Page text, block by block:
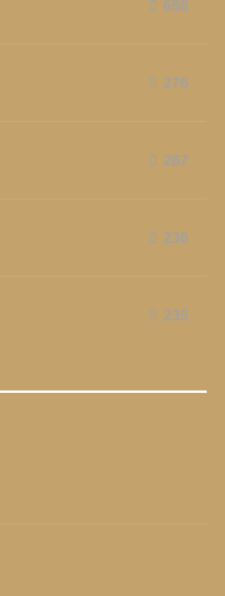
658
276
267
236
235